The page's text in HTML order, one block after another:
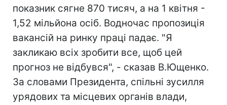
показник сягне 870 тисяч, а на 1 квітня -
1,52 мільйона осіб. Водночас пропозиція
вакансій на ринку праці падає. "Я
закликаю всіх зробити все, щоб цей
прогноз не відбувся", - сказав В.Ющенко.
За словами Президента, спільні зусилля
урядових та місцевих органів влади,